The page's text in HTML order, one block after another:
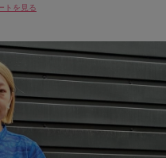
トを見る